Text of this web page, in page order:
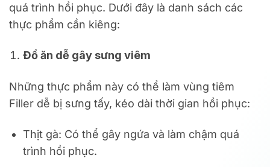
quá trình hồi phục. Dưới đây là danh sách các
thực phẩm cần kiêng:
Đồ ăn dễ gây sưng viêm
Những thực phẩm này có thể làm vùng tiêm
Filler dễ bị sưng tấy, kéo dài thời gian hồi phục:
Thịt gà: Có thể gây ngứa và làm chậm quá
trình hồi phục.